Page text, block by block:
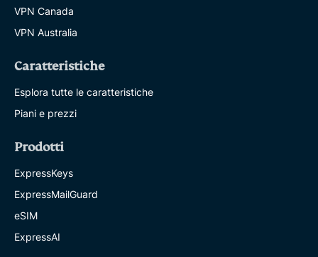
VPN Canada
VPN Australia
Caratteristiche
Esplora tutte le caratteristiche
Piani e prezzi
Prodotti
ExpressKeys
ExpressMailGuard
eSIM
ExpressAI